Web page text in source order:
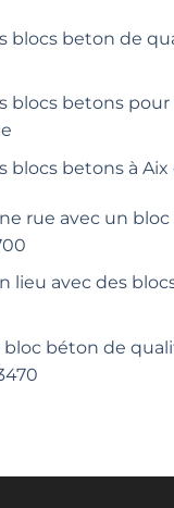
blocs beton de
blocs betons pour
blocs betons à
rue avec un
lieu avec des
béton de